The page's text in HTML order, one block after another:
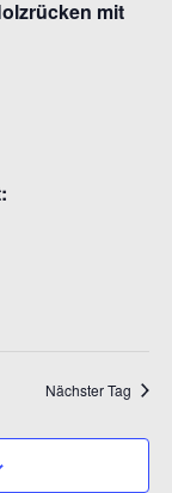
mit
Nächster Tag